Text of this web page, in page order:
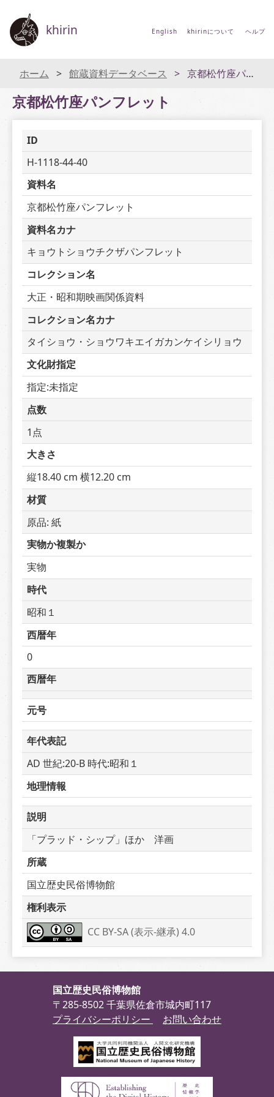
khirin English khirinについて ヘルプ
ホーム 館蔵資料データベース 京都松竹座パンフレット
京都松竹座パンフレット
ID
H-1118-44-40
資料名
京都松竹座パンフレット
資料名カナ
キョウトショウチクザパンフレット
コレクション名
大正・昭和期映画関係資料
コレクション名カナ
タイショウ・ショウワキエイガカンケイシリョウ
文化財指定
指定:未指定
点数
1点
大きさ
縦18.40 cm 横12.20 cm
材質
原品: 紙
実物か複製か
実物
時代
昭和１
西暦年
0
西暦年
元号
年代表記
AD 世紀:20-B 時代:昭和１
地理情報
説明
「プラッド・シップ」ほか　洋画
所蔵
国立歴史民俗博物館
権利表示
CC BY-SA (表示-継承) 4.0
国立歴史民俗博物館
〒285-8502 千葉県佐倉市城内町117
プライバシーポリシー
お問い合わせ